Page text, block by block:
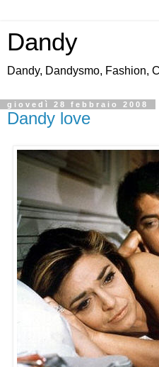
Dandy
Dandy, Dandysmo, Fashion,
giovedì 28 febbraio 2008
Dandy love